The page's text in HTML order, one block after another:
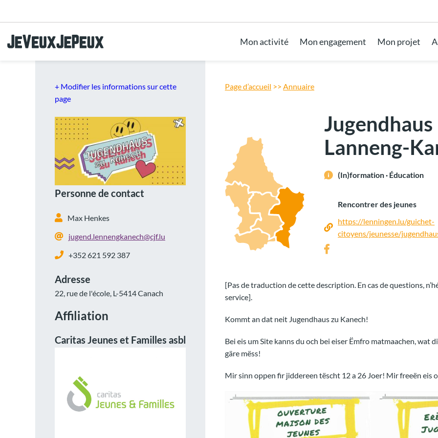
Mon activité Mon engagement Mon projet
+ Modifier les informations sur cette
page
Personne de contact
Max Henkes
jugend.lennengkanech@cjf.lu
+352 621 592 387
Adresse
22, rue de l'école, L-5414 Canach
Affiliation
Caritas Jeunes et Familles asbl
Page d’accueil >> Annuaire
Jugendhaus
Lanneng-
(In)formation · Éducation
Rencontrer des jeunes
https://lenningen.lu/guichet-
citoyens/jeunesse/
[Pas de traduction de cette description. En cas de questions,
service].
Kommt an dat neit Jugendhaus zu Kanech!
Bei eis um Site kanns du och bei eiser Ëmfro matmaachen, wat
gäre mëss!
Mir sinn oppen fir jiddereen tëscht 12 a 26 Joer! Mir freeën eis